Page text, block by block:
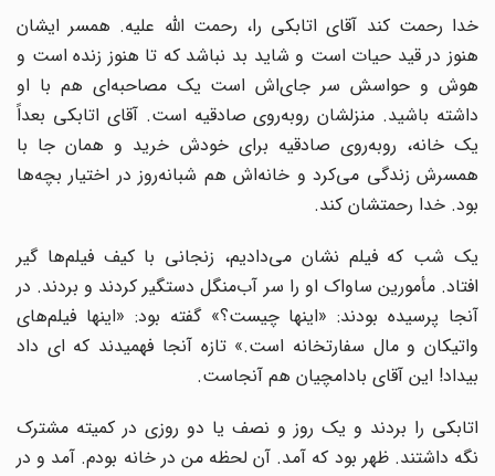
خدا رحمت کند آقای اتابکی را، رحمت الله علیه. همسر ایشان
هنوز در قید حیات است و شاید بد نباشد که تا هنوز زنده است و
هوش و حواسش سر جای‌اش است یک مصاحبه‌ای هم با او
داشته باشید. منزلشان روبه‌روی صادقیه است. آقای اتابکی بعداً
یک خانه، روبه‌روی صادقیه برای خودش خرید و همان جا با
همسرش زندگی می‌کرد و خانه‌اش هم شبانه‌روز در اختیار بچه‌ها
بود. خدا رحمتشان کند.
یک شب که فیلم نشان می‌دادیم، زنجانی با کیف فیلم‌ها گیر
افتاد. مأمورین ساواک او را سر آب‌منگل دستگیر کردند و بردند. در
آنجا پرسیده بودند: «اینها چیست؟» گفته بود: «اینها فیلم‌های
واتیکان و مال سفارتخانه است.» تازه آنجا فهمیدند که ای داد
بیداد! این آقای بادامچیان هم آنجاست.
اتابکی را بردند و یک روز و نصف یا دو روزی در کمیته مشترک
نگه داشتند. ظهر بود که آمد. آن لحظه من در خانه بودم. آمد و در